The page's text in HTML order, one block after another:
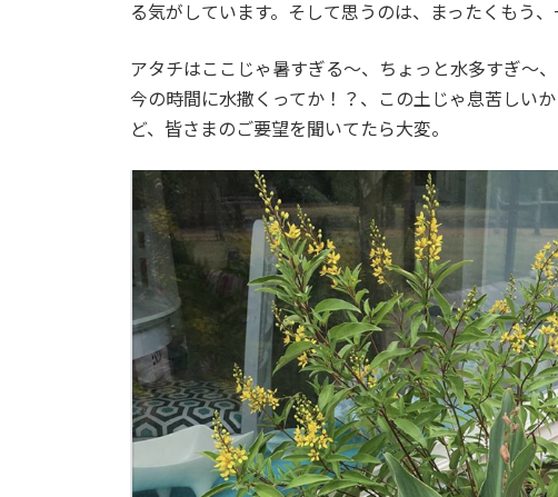
る気がしています。そして思うのは、まったくもう
アタチはここじゃ暑すぎる〜、ちょっと水多すぎ〜
今の時間に水撒くってか！？、この土じゃ息苦しい
ど、皆さまのご要望を聞いてたら大変。